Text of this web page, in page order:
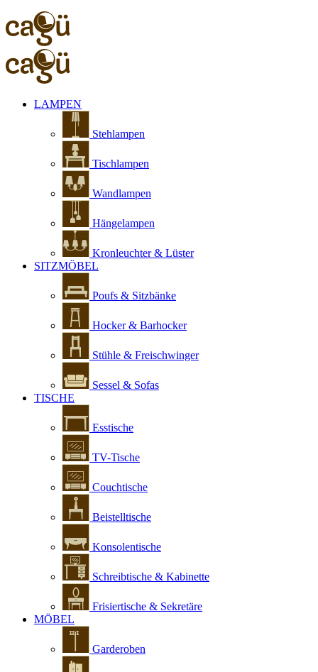
LAMPEN
Stehlampen
Tischlampen
Wandlampen
Hängelampen
Kronleuchter & Lüster
SITZMÖBEL
Poufs & Sitzbänke
Hocker & Barhocker
Stühle & Freischwinger
Sessel & Sofas
TISCHE
Esstische
TV-Tische
Couchtische
Beistelltische
Konsolentische
Schreibtische & Kabinette
Frisiertische & Sekretäre
MÖBEL
Garderoben